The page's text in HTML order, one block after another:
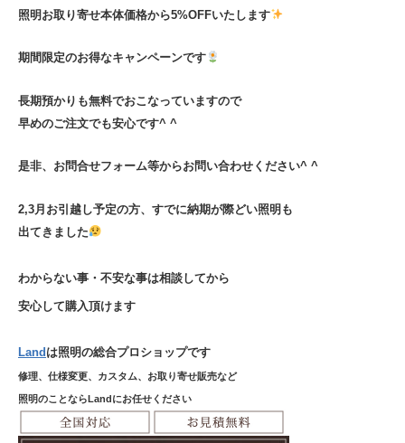
照明お取り寄せ本体価格から5%OFFいたします
期間限定のお得なキャンペーンです
長期預かりも無料でおこなっていますので
早めのご注文でも安心です^ ^
是非、お問合せフォーム等からお問い合わせください^ ^
2,3月お引越し予定の方、すでに納期が際どい照明も
出てきました
わからない事・不安な事は相談してから
安心して購入頂けます
Land は照明の総合プロショップです
修理、仕様変更、カスタム、お取り寄せ販売など
照明のことならLandにお任せください